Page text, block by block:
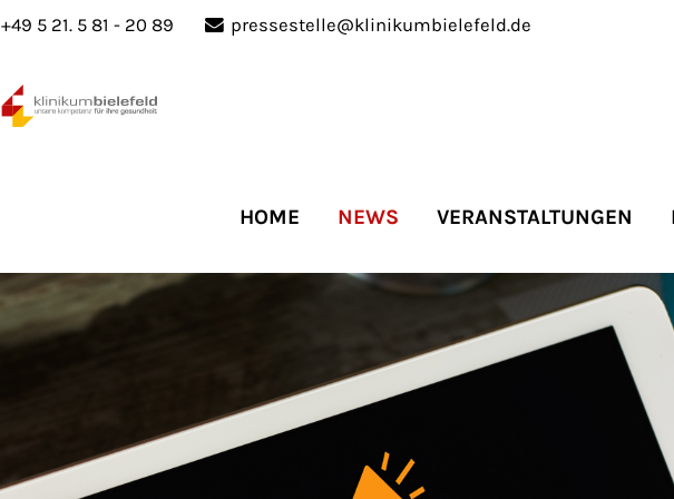
24h/
We offer support for our
customers
Have any questions?
+44 1234 567 890
Drop us a line
info@yourdomain.com
+49 5 21. 5 81 - 20 89 pressestelle@klinikumbielefeld.de
HOME NEWS VERANSTALTUNGEN